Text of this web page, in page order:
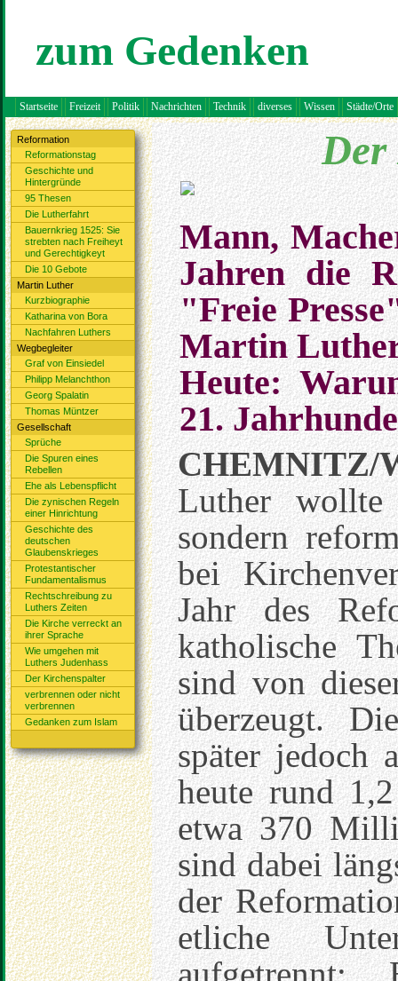
zum Gedenken
Startseite Freizeit Politik Nachrichten Technik diverses Wissen Städte/Orte
Reformation
Reformationstag
Geschichte und
Hintergründe
95 Thesen
Die Lutherfahrt
Bauernkrieg 1525: Sie
strebten nach Freiheyt
und Gerechtigkeyt
Die 10 Gebote
Martin Luther
Kurzbiographie
Katharina von Bora
Nachfahren Luthers
Wegbegleiter
Graf von Einsiedel
Philipp Melanchthon
Georg Spalatin
Thomas Müntzer
Gesellschaft
Sprüche
Die Spuren eines
Rebellen
Ehe als Lebenspflicht
Die zynischen Regeln
einer Hinrichtung
Geschichte des
deutschen
Glaubenskrieges
Protestantischer
Fundamentalismus
Rechtschreibung zu
Luthers Zeiten
Die Kirche verreckt an
ihrer Sprache
Wie umgehen mit
Luthers Judenhass
Der Kirchenspalter
verbrennen oder nicht
verbrennen
Gedanken zum Islam
Der
Mann,
Jahren die
"Freie
Martin
Heute:
21.
Luther
sondern
bei
Jahr des
katholische
sind von
überzeugt.
später jedoch
heute rund
etwa 370
sind dabei
der
etliche